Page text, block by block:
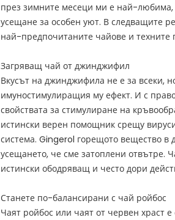
през зимните месеци ми е най-любима,
усещане за особен уют. В следващите
най-предпочитаните чайове и техните
Загряващ чай от джинджифил
Вкусът на джинджифила не е за всеки,
имуностимулиращия му ефект. И с
свойствата за стимулиране на
истински верен помощник срещу
система. Gingerol горещото вещество
усещането, че сме затоплени отвътре.
истински ободряващ и често дори
Станете по-балансирани с чай ройбос
Чаят ройбос или чаят от червен храст